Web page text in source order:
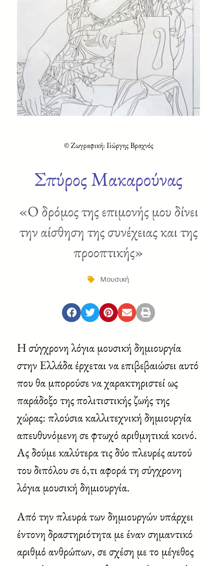
© Ζωγραφική: Γιώργης Βραχνός
Σπύρος Μακαρούνας
«Ο δρόμος της επιμονής μου δίνει
την αίσθηση της συνέχειας και της
προοπτικής»
Μουσική
Η σύγχρονη λόγια μουσική δημιουργία
στην Ελλάδα έρχεται να επιβεβαιώσει αυτό
που θα μπορούσε να χαρακτηριστεί ως
παράδοξο της πολιτιστικής ζωής της
χώρας: πλούσια καλλιτεχνική δημιουργία
απευθυνόμενη σε φτωχό αριθμητικά κοινό.
Ας δούμε καλύτερα τις δύο πλευρές αυτού
του διπόλου σε ό,τι αφορά τη σύγχρονη
λόγια μουσική δημιουργία.
Από την πλευρά των δημιουργών υπάρχει
έντονη δραστηριότητα με έναν σημαντικό
αριθμό ανθρώπων, σε σχέση με το μέγεθος